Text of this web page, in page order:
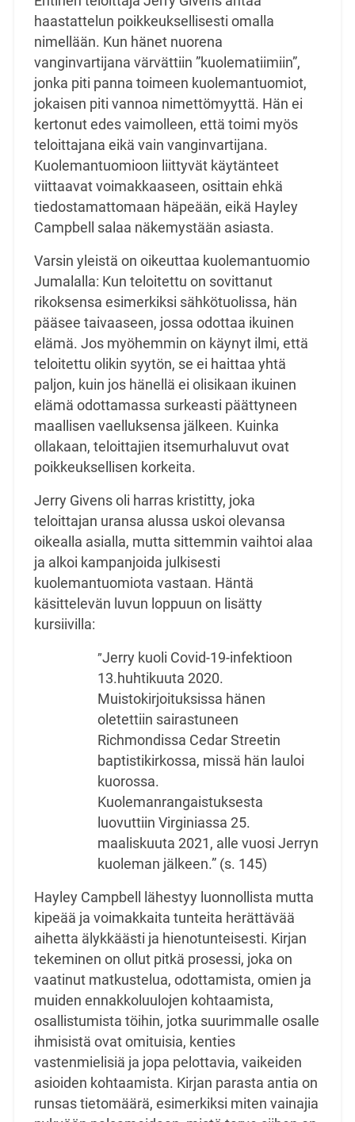
haastattelun poikkeuksellisesti omalla
nimellään. Kun hänet nuorena
vanginvartijana värvättiin ”kuolematiimiin”,
jonka piti panna toimeen kuolemantuomiot,
jokaisen piti vannoa nimettömyyttä. Hän ei
kertonut edes vaimolleen, että toimi myös
teloittajana eikä vain vanginvartijana.
Kuolemantuomioon liittyvät käytänteet
viittaavat voimakkaaseen, osittain ehkä
tiedostamattomaan häpeään, eikä Hayley
Campbell salaa näkemystään asiasta.
Varsin yleistä on oikeuttaa kuolemantuomio
Jumalalla: Kun teloitettu on sovittanut
rikoksensa esimerkiksi sähkötuolissa, hän
pääsee taivaaseen, jossa odottaa ikuinen
elämä. Jos myöhemmin on käynyt ilmi, että
teloitettu olikin syytön, se ei haittaa yhtä
paljon, kuin jos hänellä ei olisikaan ikuinen
elämä odottamassa surkeasti päättyneen
maallisen vaelluksensa jälkeen. Kuinka
ollakaan, teloittajien itsemurhaluvut ovat
poikkeuksellisen korkeita.
Jerry Givens oli harras kristitty, joka
teloittajan uransa alussa uskoi olevansa
oikealla asialla, mutta sittemmin vaihtoi alaa
ja alkoi kampanjoida julkisesti
kuolemantuomiota vastaan. Häntä
käsittelevän luvun loppuun on lisätty
kursiivilla:
”Jerry kuoli Covid-19-infektioon
13.huhtikuuta 2020.
Muistokirjoituksissa hänen
oletettiin sairastuneen
Richmondissa Cedar Streetin
baptistikirkossa, missä hän lauloi
kuorossa.
Kuolemanrangaistuksesta
luovuttiin Virginiassa 25.
maaliskuuta 2021, alle vuosi Jerryn
kuoleman jälkeen.” (s. 145)
Hayley Campbell lähestyy luonnollista mutta
kipeää ja voimakkaita tunteita herättävää
aihetta älykkäästi ja hienotunteisesti. Kirjan
tekeminen on ollut pitkä prosessi, joka on
vaatinut matkustelua, odottamista, omien ja
muiden ennakkoluulojen kohtaamista,
osallistumista töihin, jotka suurimmalle osalle
ihmisistä ovat omituisia, kenties
vastenmielisiä ja jopa pelottavia, vaikeiden
asioiden kohtaamista. Kirjan parasta antia on
runsas tietomäärä, esimerkiksi miten vainajia